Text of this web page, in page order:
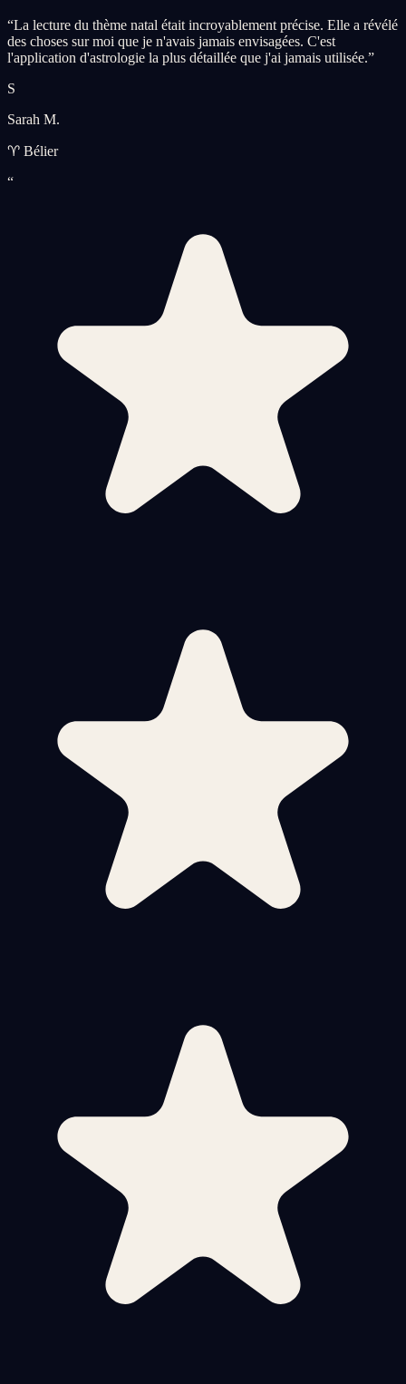
“La lecture du thème natal était incroyablement précise. Elle a révélé
des choses sur moi que je n'avais jamais envisagées. C'est
l'application d'astrologie la plus détaillée que j'ai jamais utilisée.”
S
Sarah M.
♈ Bélier
“